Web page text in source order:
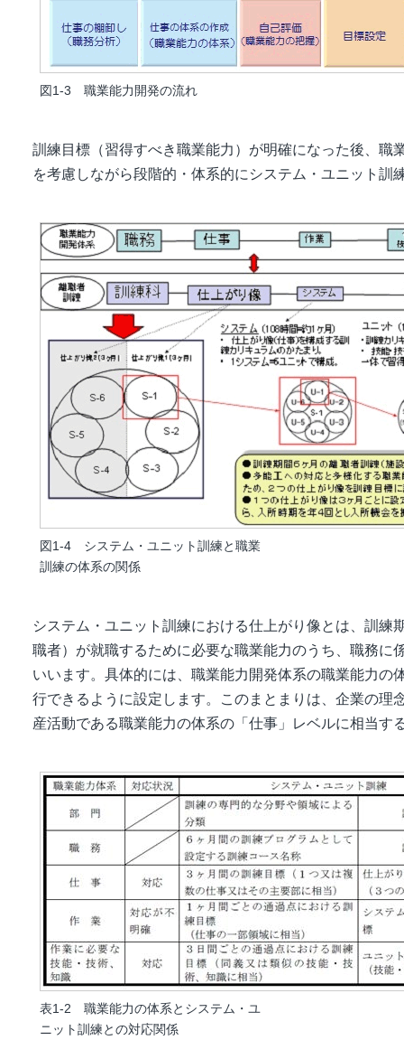
図1-3 職業能力開発の流れ
訓練目標（習得すべき職業能力）が明確になった後、
を考慮しながら段階的・体系的にシステム・ユニット
図1-4 システム・ユニット訓練と職業
訓練の体系の関係
システム・ユニット訓練における仕上がり像とは、訓
職者）が就職するために必要な職業能力のうち、職務に
いいます。具体的には、職業能力開発体系の職業能力
行できるように設定します。このまとまりは、企業の
産活動である職業能力の体系の「仕事」レベルに相当
表1-2 職業能力の体系とシステム・ユ
ニット訓練との対応関係